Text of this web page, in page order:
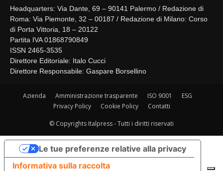
Headquarters: Via Dante, 69 – 90141 Palermo / Redazione di
Roma: Via Piemonte, 32 – 00187 / Redazione di Milano: Corso
di Porta Vittoria, 18 – 20122
Partita IVA 01868790849
ISSN 2465-3535
Direttore Editoriale: Italo Cucci
Direttore Responsabile: Gaspare Borsellino
Azienda Amministrazione trasparente ISO 9001
ESG
Privacy Policy
Cookie Policy Contatti
© Copyrights Italpress - Tutti i diritti riservati
Informativa sulla raccolta
Le tue preferenze relative alla privacy